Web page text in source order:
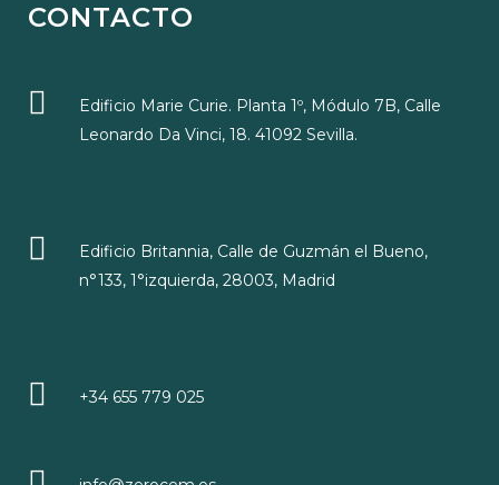
CONTACTO
Edificio Marie Curie. Planta 1º, Módulo 7B, Calle
Leonardo Da Vinci, 18. 41092 Sevilla.
Edificio Britannia, Calle de Guzmán el Bueno,
n°133, 1°izquierda, 28003, Madrid
+34 655 779 025